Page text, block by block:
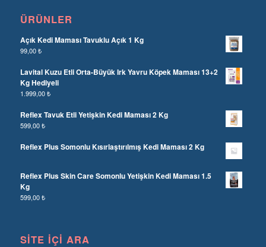
ÜRÜNLER
Açık Kedi Maması Tavuklu Açık 1 Kg
99,00₺
Lavital Kuzu Etli Orta-Büyük Irk Yavru Köpek Maması 13+2
Kg Hediyeli
1.999,00₺
Reflex Tavuk Etli Yetişkin Kedi Maması 2 Kg
599,00₺
Reflex Plus Somonlu Kısırlaştırılmış Kedi Maması 2 Kg
Reflex Plus Skin Care Somonlu Yetişkin Kedi Maması 1.5
Kg
599,00₺
SITE İÇI ARA